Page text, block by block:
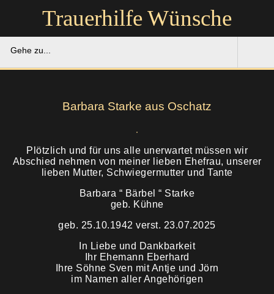
Gehe zu...
Gedenkportal
Unsere Hilfe
Soforthilfe
Trauerfeier
Ruhestätten
Trauerhilfe Wünsche
Barbara Starke aus Oschatz
Plötzlich und für uns alle unerwartet müssen wir
Abschied nehmen von meiner lieben Ehefrau, unserer
lieben Mutter, Schwiegermutter und Tante
Barbara “ Bärbel “ Starke
geb. Kühne
geb. 25.10.1942 verst. 23.07.2025
In Liebe und Dankbarkeit
Ihr Ehemann Eberhard
Ihre Söhne Sven mit Antje und Jörn
im Namen aller Angehörigen